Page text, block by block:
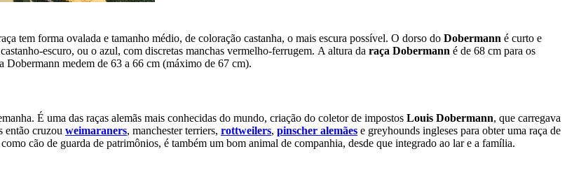
tem forma ovalada e tamanho médio, de coloração castanha, o mais escura possível. O dorso do Dobermann é curto e
escuro, ou o azul, com discretas manchas vermelho-ferrugem. A altura da raça Dobermann é de 68 cm para os
Dobermann medem de 63 a 66 cm (máximo de 67 cm).
É uma das raças alemãs mais conhecidas do mundo, criação do coletor de impostos Louis Dobermann, que carregava
então cruzou weimaraners, manchester terriers, rottweilers, pinscher alemães e greyhounds ingleses para obter uma raça de
cão de guarda de patrimônios, é também um bom animal de companhia, desde que integrado ao lar e a família.